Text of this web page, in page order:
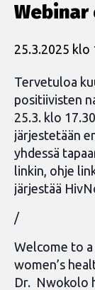
Webinar
25.3.2025 klo
Tervetuloa
positiivisten
25.3. klo
järjestetään
yhdessä
linkin, ohje
järjestää
/
Welcome to
women’s
Dr. Nwokolo